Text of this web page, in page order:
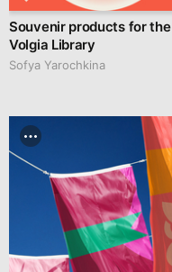
Souvenir products for the
Volgia Library
Sofya Yarochkina